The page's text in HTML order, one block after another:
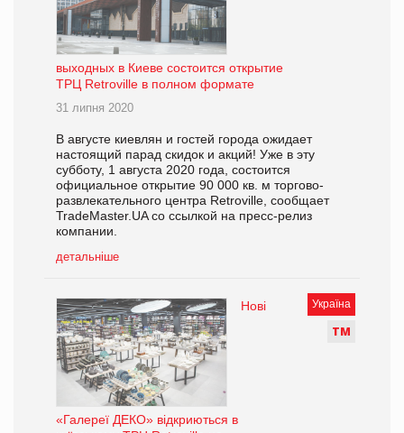
выходных в Киеве состоится открытие
ТРЦ Retroville в полном формате
31 липня 2020
В августе киевлян и гостей города ожидает
настоящий парад скидок и акций! Уже в эту
субботу, 1 августа 2020 года, состоится
официальное открытие 90 000 кв. м торгово-
развлекательного центра Retroville, сообщает
TradeMaster.UA со ссылкой на пресс-релиз
компании.
детальніше
Україна
ТМ
Нові
«Галереї ДЕКО» відкриються в